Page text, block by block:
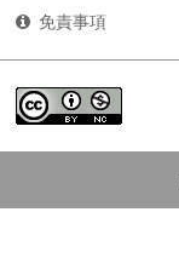
免責事項